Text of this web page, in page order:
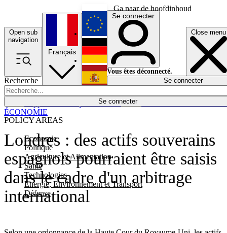
Ga naar de hoofdinhoud
Open sub
navigation
Close menu
Recherche
Se connecter
POLICY AREAS
Economie
Politique
Agriculture et Alimentation
Santé
Technologies
Energie, Environnement et Transport
Défense
Économie
Français
English
Deutsch
Español
Se connecter
Vous êtes déconnecté.
Se connecter
Londres : des actifs souverains
espagnols pourraient être saisis
dans le cadre d'un arbitrage
international
ÉCONOMIE